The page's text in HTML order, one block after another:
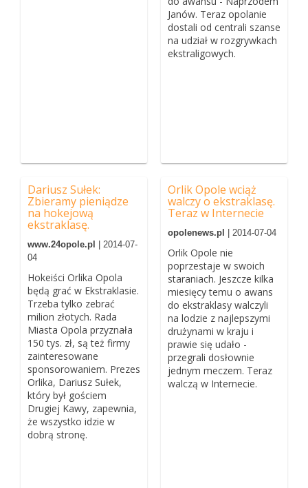
Janów. Teraz opolanie
dostali od centrali szanse
na udział w rozgrywkach
ekstraligowych.
Dariusz Sułek:
Zbieramy pieniądze
na hokejową
ekstraklasę.
www.24opole.pl | 2014-07-
04
Hokeiści Orlika Opola
będą grać w Ekstraklasie.
Trzeba tylko zebrać
milion złotych. Rada
Miasta Opola przyznała
150 tys. zł, są też firmy
zainteresowane
sponsorowaniem. Prezes
Orlika, Dariusz Sułek,
który był gościem
Drugiej Kawy, zapewnia,
że wszystko idzie w
dobrą stronę.
Orlik Opole wciąż
walczy o ekstraklasę.
Teraz w Internecie
opolenews.pl | 2014-07-04
Orlik Opole nie
poprzestaje w swoich
staraniach. Jeszcze kilka
miesięcy temu o awans
do ekstraklasy walczyli
na lodzie z najlepszymi
drużynami w kraju i
prawie się udało -
przegrali dosłownie
jednym meczem. Teraz
walczą w Internecie.